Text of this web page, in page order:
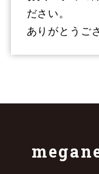
ださい。
ありがとうご